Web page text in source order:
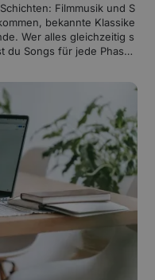
Filmmusik und S
bekannte Klassike
Wer alles gleichzeitig s
du Songs für jede Phase,